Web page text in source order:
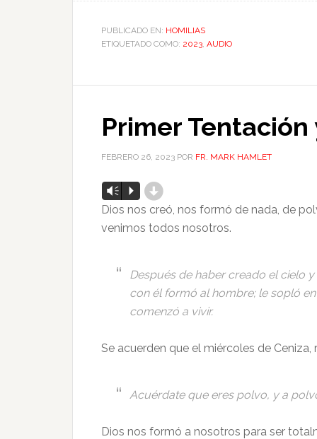
PUBLICADO EN: HOMILIAS
ETIQUETADO COMO: 2023, AUDIO
Primer Tentación
FEBRERO 26, 2023 POR FR. MARK HAMLET
Reproductor
de
audio
Vm P d
Dios nos creó, nos formó de nada, de
venimos todos nosotros.
Después de haber creado el cielo
con él formó al hombre; le sopló
comenzó a vivir.
Se acuerden que el miércoles de
Acuérdate que eres polvo, y a
Dios nos formó a nosotros para ser